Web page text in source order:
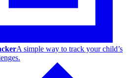
A simple way to track your child’s